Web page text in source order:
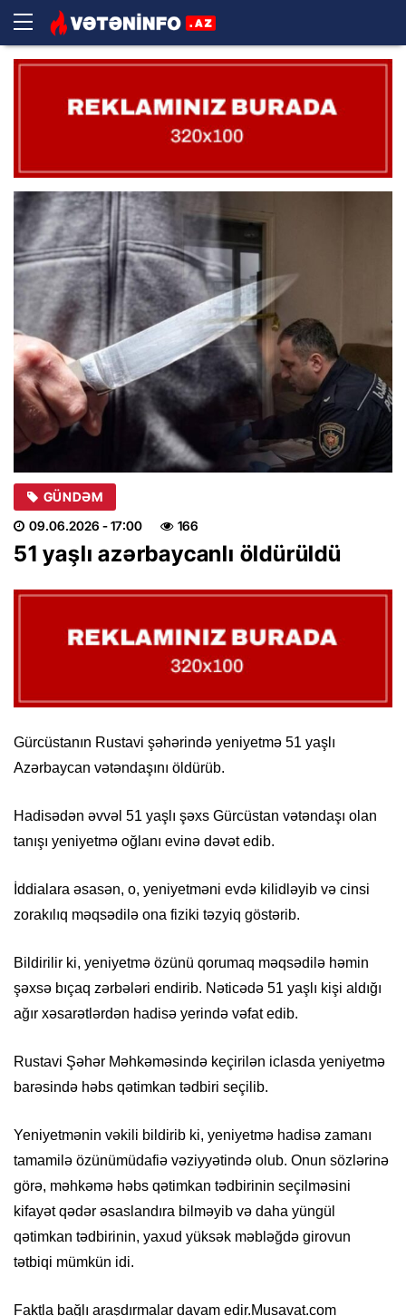
GÜNDƏM
09.06.2026 - 17:00 166
51 yaşlı azərbaycanlı öldürüldü
Gürcüstanın Rustavi şəhərində yeniyetmə 51 yaşlı
Azərbaycan vətəndaşını öldürüb.
Hadisədən əvvəl 51 yaşlı şəxs Gürcüstan vətəndaşı olan
tanışı yeniyetmə oğlanı evinə dəvət edib.
İddialara əsasən, o, yeniyetməni evdə kilidləyib və cinsi
zorakılıq məqsədilə ona fiziki təzyiq göstərib.
Bildirilir ki, yeniyetmə özünü qorumaq məqsədilə həmin
şəxsə bıçaq zərbələri endirib. Nəticədə 51 yaşlı kişi aldığı
ağır xəsarətlərdən hadisə yerində vəfat edib.
Rustavi Şəhər Məhkəməsində keçirilən iclasda yeniyetmə
barəsində həbs qətimkan tədbiri seçilib.
Yeniyetmənin vəkili bildirib ki, yeniyetmə hadisə zamanı
tamamilə özünümüdafiə vəziyyətində olub. Onun sözlərinə
görə, məhkəmə həbs qətimkan tədbirinin seçilməsini
kifayət qədər əsaslandıra bilməyib və daha yüngül
qətimkan tədbirinin, yaxud yüksək məbləğdə girovun
tətbiqi mümkün idi.
Faktla bağlı araşdırmalar davam edir.Musavat.com